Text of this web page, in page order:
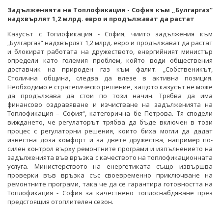
Задълженията на Топлофикация - София към „Булгаргаз“
надхвърлят 1,2 млрд. евро и продължават да растат
Казусът с Топлофикация - София, чиито задължения към
„Булгаргаз“ надхвърлят 1,2 млрд. евро и продължават да растат
и блокират работата на дружеството, енергийният министър
определи като големия проблем, който води обществения
доставчик на природен газ към фалит. „Собственикът,
Столична община, следва да влезе в активна позиция.
Необходимо е стратегическо решение, защото казусът не може
да продължава да стои по този начин. Трябва да има
финансово оздравяване и изчистване на задълженията на
Топлофикация – София“, категорична бе Петрова. Тя сподели
виждането, че регулаторът трябва да бъде включен в този
процес с регулаторни решения, които биха могли да дадат
известна доза комфорт и за двете дружества, например по-
силен контрол върху ремонтните програми и изпълнението на
задълженията във връзка с качеството на топлофикационната
услуга. Министерството на енергетиката също извършва
проверки във връзка със своевременно приключване на
ремонтните програми, така че да се гарантира готовността на
Топлофикация - София за качествено топлоснабдяване през
предстоящия отоплителен сезон.